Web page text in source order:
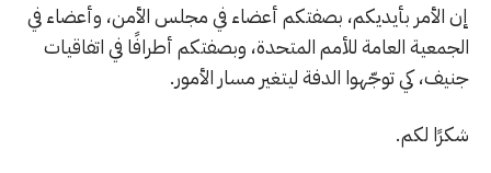
إن الأمر بأيديكم، بصفتكم أعضاء في مجلس الأمن، وأعضاء في
الجمعية العامة للأمم المتحدة، وبصفتكم أطرافًا في اتفاقيات
جنيف، كي توجّهوا الدفة ليتغير مسار الأمور.
شكرًا لكم.